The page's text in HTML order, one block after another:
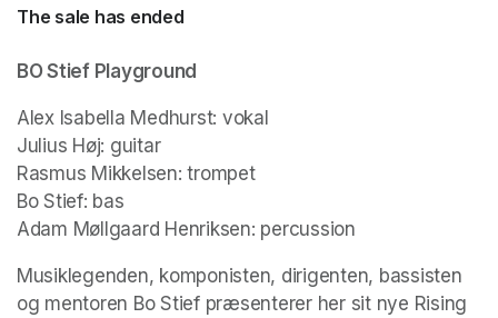
The sale has ended
BO Stief Playground
Alex Isabella Medhurst: vokal
Julius Høj: guitar
Rasmus Mikkelsen: trompet
Bo Stief: bas
Adam Møllgaard Henriksen: percussion
Musiklegenden, komponisten, dirigenten, bassisten
og mentoren Bo Stief præsenterer her sit nye Rising